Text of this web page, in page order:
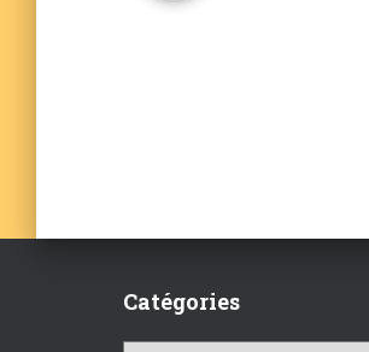
Catégories